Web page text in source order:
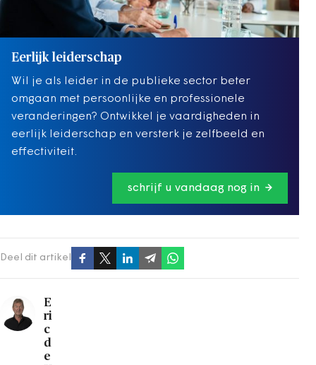
Eerlijk leiderschap
Wil je als leider in de publieke sector beter
omgaan met persoonlijke en professionele
veranderingen? Ontwikkel je vaardigheden in
eerlijk leiderschap en versterk je zelfbeeld en
effectiviteit.
schrijf u vandaag nog in
Deel dit artikel
E
ri
c
d
e